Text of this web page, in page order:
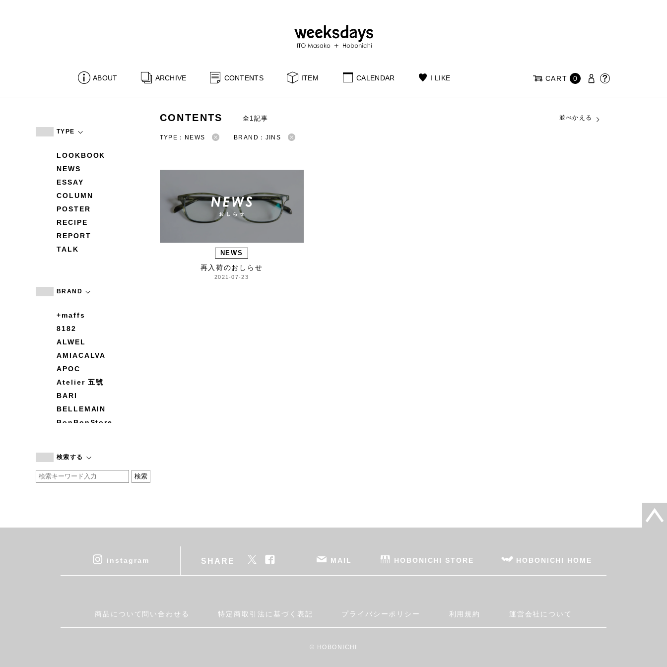
ABOUT ARCHIVE CONTENTS ITEM CALENDAR I LIKE CART 0
TYPE
LOOKBOOK
NEWS
ESSAY
COLUMN
POSTER
RECIPE
REPORT
TALK
BRAND
+maffs
8182
ALWEL
AMIACALVA
APOC
Atelier 五號
BARI
BELLEMAIN
BonBonStore
by basics
CATWORTH
cohan
DEAN & DELUCA
Fatima Morocco
検索する
CONTENTS 全1記事 並べかえる
TYPE：NEWS BRAND：JINS
NEWS
再入荷のおしらせ
2021-07-23
instagram SHARE MAIL HOBONICHI STORE HOBONICHI HOME
商品について問い合わせる 特定商取引法に基づく表記 プライバシーポリシー 利用規約 運営会社について
© HOBONICHI